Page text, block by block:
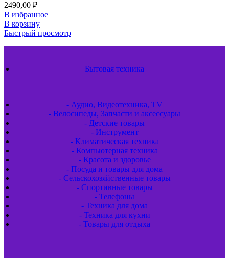
2490,00 ₽
В избранное
В корзину
Быстрый просмотр
Бытовая техника
- Аудио, Видеотехника, TV
- Велосипеды, Запчасти и аксессуары
- Детские товары
- Инструмент
- Климатическая техника
- Компьютерная техника
- Красота и здоровье
- Посуда и товары для дома
- Сельскохозяйственные товары
- Спортивные товары
- Телефоны
- Техника для дома
- Техника для кухни
- Товары для отдыха